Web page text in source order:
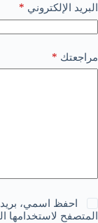
البريد الإلكتروني *
مراجعتك *
احفظ اسمي،
المتصفح لاستخدامها